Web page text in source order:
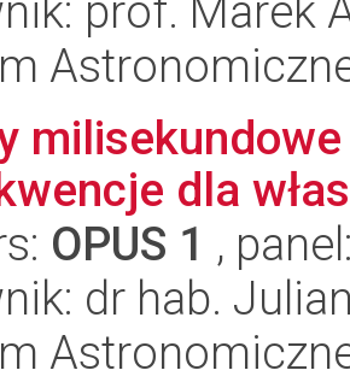
prof. Marek
dla
OPUS 1 ,
dr hab.